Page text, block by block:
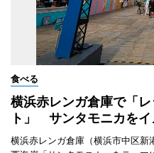
食べる
横浜赤レンガ倉庫で「
ト」 サンタモニカを
横浜赤レンガ倉庫（横浜市中区新